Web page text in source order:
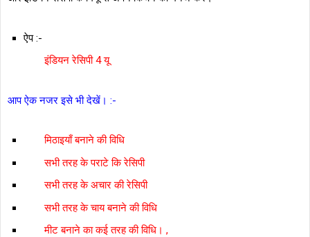
ऐप :-
इंडियन रेसिपी 4 यू
आप ऐक नजर इसे भी देखें। :-
मिठाइयाँ बनाने की विधि
सभी तरह के पराटे कि रेसिपी
सभी तरह के अचार की रेसिपी
सभी तरह के चाय बनाने की विधि
मीट बनाने का कई तरह की विधि। ,